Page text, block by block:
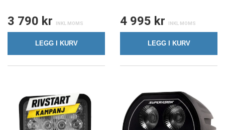
3 790 kr
LEGG I KURV
4 995 kr
LEGG I KURV